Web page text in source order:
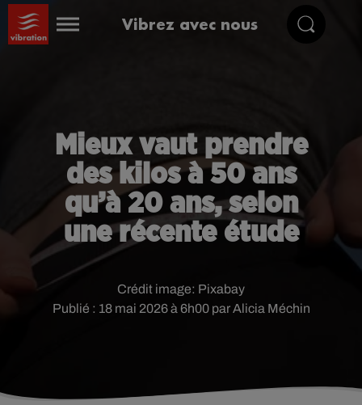
Vibrez avec nous
Mieux vaut prendre
des kilos à 50 ans
qu’à 20 ans, selon
une récente étude
Publié : 18 mai 2026 à 6h00 par Alicia Méchin
Crédit image: Pixabay